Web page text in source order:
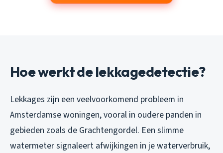
Hoe werkt de lekkagedetectie?
Lekkages zijn een veelvoorkomend probleem in
Amsterdamse woningen, vooral in oudere panden in
gebieden zoals de Grachtengordel. Een slimme
watermeter signaleert afwijkingen in je waterverbruik,